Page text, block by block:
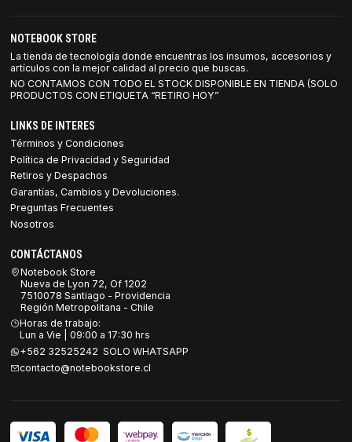
NOTEBOOK STORE
La tienda de tecnología donde encuentras los insumos, accesorios y
artículos con la mejor calidad al precio que buscas.
NO CONTAMOS CON TODO EL STOCK DISPONIBLE EN TIENDA (SOLO
PRODUCTOS CON ETIQUETA “RETIRO HOY”
LINKS DE INTERES
Términos y Condiciones
Política de Privacidad y Seguridad
Retiros y Despachos
Garantías, Cambios y Devoluciones.
Preguntas Frecuentes
Nosotros
CONTÁCTANOS
Notebook Store
Nueva de Lyon 72, Of 1202
7510078 Santiago - Providencia
Región Metropolitana - Chile
Horas de trabajo:
Lun a Vie | 09:00 a 17:30 hrs
+562 32525242 SOLO WHATSAPP
contacto@notebookstore.cl